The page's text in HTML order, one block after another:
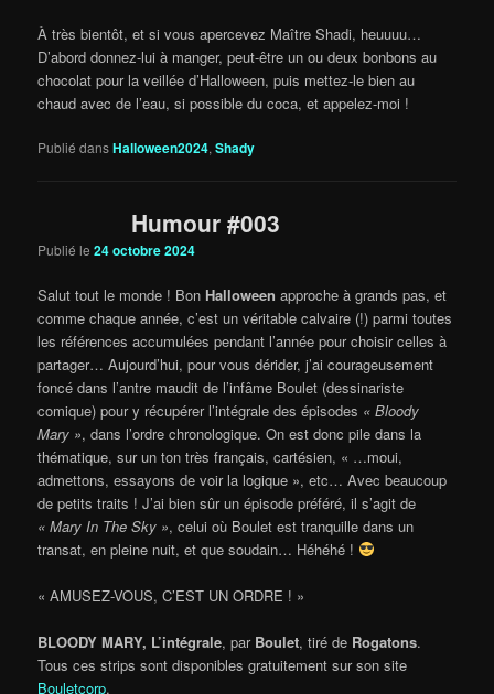
À très bientôt, et si vous apercevez Maître Shadi, heuuuu…
D’abord donnez-lui à manger, peut-être un ou deux bonbons au
chocolat pour la veillée d’Halloween, puis mettez-le bien au
chaud avec de l’eau, si possible du coca, et appelez-moi !
Publié dansHalloween2024,Shady
Humour #003
Publié le24 octobre 2024
Salut tout le monde ! Bon Halloween approche à grands pas, et
comme chaque année, c’est un véritable calvaire (!) parmi toutes
les références accumulées pendant l’année pour choisir celles à
partager… Aujourd’hui, pour vous dérider, j’ai courageusement
foncé dans l’antre maudit de l’infâme Boulet (dessinariste
comique) pour y récupérer l’intégrale des épisodes « Bloody
Mary », dans l’ordre chronologique. On est donc pile dans la
thématique, sur un ton très français, cartésien, « …moui,
admettons, essayons de voir la logique », etc… Avec beaucoup
de petits traits ! J’ai bien sûr un épisode préféré, il s’agit de
« Mary In The Sky », celui où Boulet est tranquille dans un
transat, en pleine nuit, et que soudain… Héhéhé !
« AMUSEZ-VOUS, C’EST UN ORDRE ! »
BLOODY MARY, L’intégrale, par Boulet, tiré de Rogatons.
Tous ces strips sont disponibles gratuitement sur son site
Bouletcorp.